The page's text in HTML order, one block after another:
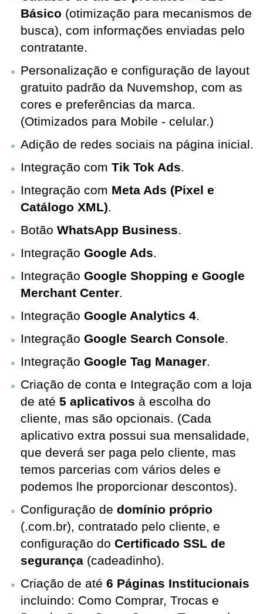
Básico (otimização para mecanismos de
busca), com informações enviadas pelo
contratante.
Personalização e configuração de layout
gratuito padrão da Nuvemshop, com as
cores e preferências da marca.
(Otimizados para Mobile - celular.)
Adição de redes sociais na página inicial.
Integração com Tik Tok Ads.
Integração com Meta Ads (Pixel e
Catálogo XML).
Botão WhatsApp Business.
Integração Google Ads.
Integração Google Shopping e Google
Merchant Center.
Integração Google Analytics 4.
Integração Google Search Console.
Integração Google Tag Manager.
Criação de conta e Integração com a loja
de até 5 aplicativos à escolha do
cliente, mas são opcionais. (Cada
aplicativo extra possui sua mensalidade,
que deverá ser paga pelo cliente, mas
temos parcerias com vários deles e
podemos lhe proporcionar descontos).
Configuração de domínio próprio
(.com.br), contratado pelo cliente, e
configuração do Certificado SSL de
segurança (cadeadinho).
Criação de até 6 Páginas Institucionais
incluindo: Como Comprar, Trocas e